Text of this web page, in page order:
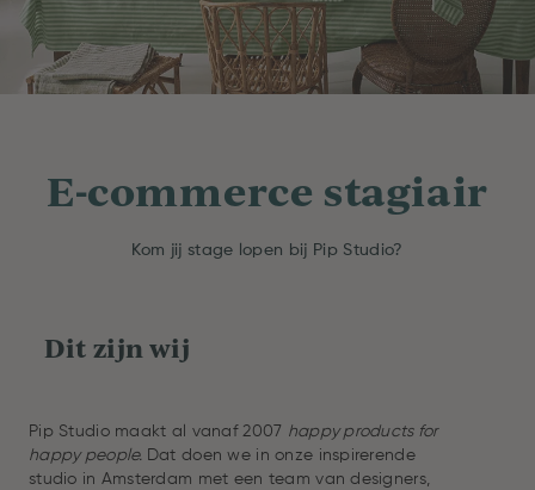
E-commerce stagiair
Kom jij stage lopen bij Pip Studio?
Dit zijn wij
Pip Studio maakt al vanaf 2007 happy products for
happy people. Dat doen we in onze inspirerende
studio in Amsterdam met een team van designers,